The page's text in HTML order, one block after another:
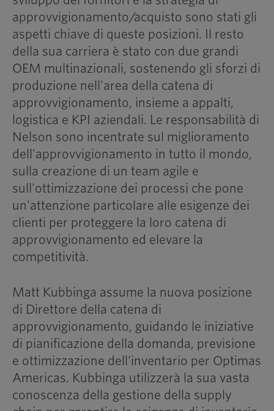
approvvigionamento/acquisto sono stati gli
aspetti chiave di queste posizioni. Il resto
della sua carriera è stato con due grandi
OEM multinazionali, sostenendo gli sforzi di
produzione nell'area della catena di
approvvigionamento, insieme a appalti,
logistica e KPI aziendali. Le responsabilità di
Nelson sono incentrate sul miglioramento
dell'approvvigionamento in tutto il mondo,
sulla creazione di un team agile e
sull'ottimizzazione dei processi che pone
un'attenzione particolare alle esigenze dei
clienti per proteggere la loro catena di
approvvigionamento ed elevare la
competitività.
Matt Kubbinga assume la nuova posizione
di Direttore della catena di
approvvigionamento, guidando le iniziative
di pianificazione della domanda, previsione
e ottimizzazione dell'inventario per Optimas
Americas. Kubbinga utilizzerà la sua vasta
conoscenza della gestione della supply